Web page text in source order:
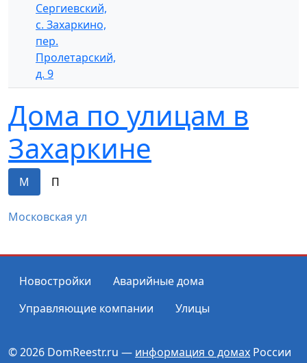
Сергиевский,
с. Захаркино,
пер.
Пролетарский,
д. 9
Дома по улицам в
Захаркине
М П
Московская ул
Новостройки
Аварийные дома
Управляющие компании
Улицы
© 2026 DomReestr.ru — информация о домах России